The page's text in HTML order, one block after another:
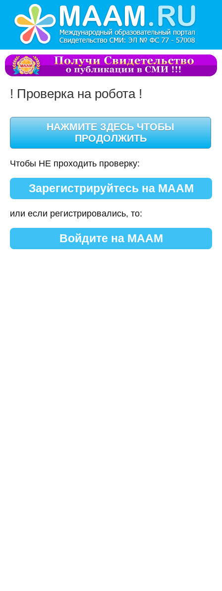
! Проверка на робота !
Чтобы НЕ проходить проверку:
Зарегистрируйтесь на МААМ
или если регистрировались, то:
Войдите на МААМ